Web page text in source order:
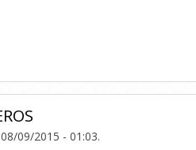
09/2015 - 01:03.